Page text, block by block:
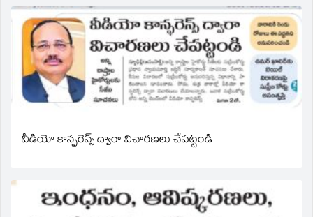
వీడియో కాన్ఫరెన్స్ ద్వారా విచారణలు చేపట్టండి